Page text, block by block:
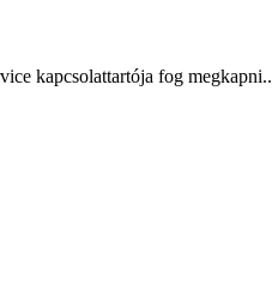
kapcsolattartója fog megkapni..